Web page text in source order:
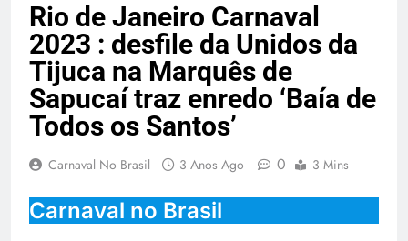
Rio de Janeiro Carnaval
2023 : desfile da Unidos da
Tijuca na Marquês de
Sapucaí traz enredo ‘Baía de
Todos os Santos’
Carnaval No Brasil 3 Anos Ago 0 3 Mins
Carnaval no Brasil